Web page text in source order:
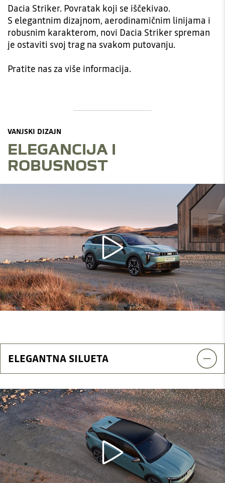
Dacia Striker. Povratak koji se iščekivao.
S elegantnim dizajnom, aerodinamičnim linijama i
robusnim karakterom, novi Dacia Striker spreman
je ostaviti svoj trag na svakom putovanju.
Pratite nas za više informacija.
VANJSKI DIZAJN
ELEGANCIJA I
ROBUSNOST
ELEGANTNA SILUETA